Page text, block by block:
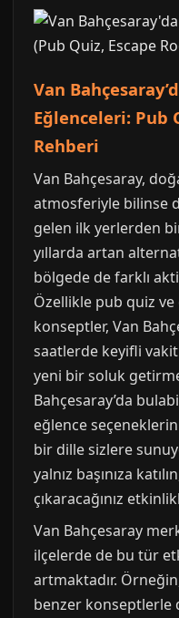
Van
Eğlenceleri: Pub
Rehberi
Van Bahçesaray,
atmosferiyle bilinse
gelen ilk yerlerden
yıllarda artan
bölgede de farklı
Özellikle pub quiz
konseptler, Van
saatlerde keyifli
yeni bir soluk
Bahçesaray’da
eğlence
bir dille sizlere
yalnız başınıza
çıkaracağınız
Van Bahçesaray
ilçelerde de bu tür
artmaktadır.
benzer konseptlerle